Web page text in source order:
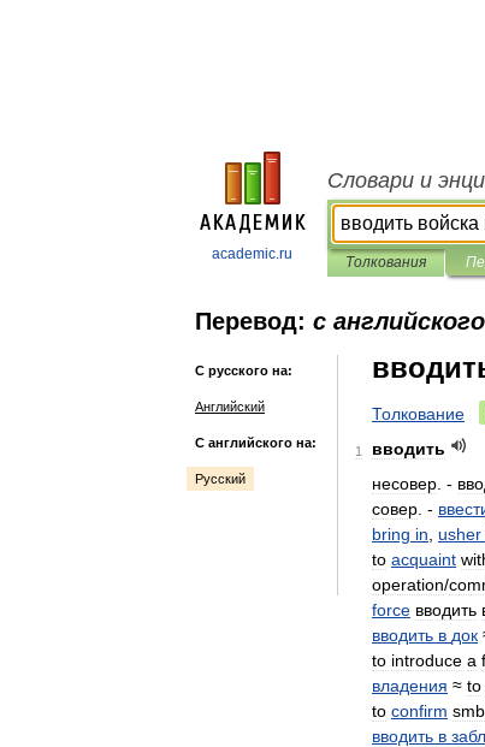
academic.ru
Словари и
Толкования
Перевод: с
С русского на:
Английский
С английского на:
Русский
Толкование
1
вводить
несовер . -
совер . -
bring in usher
to acquaint
operation/
force вводить
вводить в док
to introduce a
владения ≈ to
to confirm smb
вводить в